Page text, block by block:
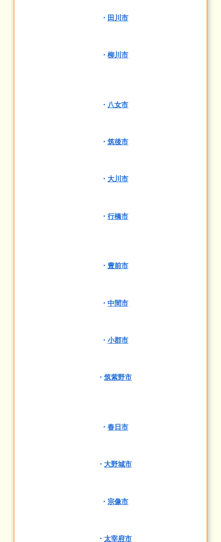
・ 田川市
・ 柳川市
・ 八女市
・ 筑後市
・ 大川市
・ 行橋市
・ 豊前市
・ 中間市
・ 小郡市
・ 筑紫野市
・ 春日市
・ 大野城市
・ 宗像市
・ 太宰府市